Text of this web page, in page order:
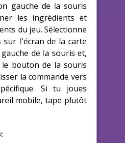
gauche de la souris
les ingrédients et
du jeu. Sélectionne
sur l'écran de la carte
de la souris et,
bouton de la souris
la commande vers
Si tu joues
mobile, tape plutôt